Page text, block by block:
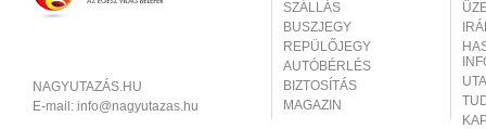
NAGYUTAZÁS.HU
E-mail: info@nagyutazas.hu
SZÁLLÁS
BUSZJEGY
REPÜLŐJEGY
AUTÓBÉRLÉS
BIZTOSÍTÁS
MAGAZIN